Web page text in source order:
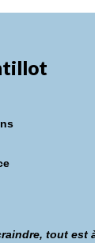
tout est